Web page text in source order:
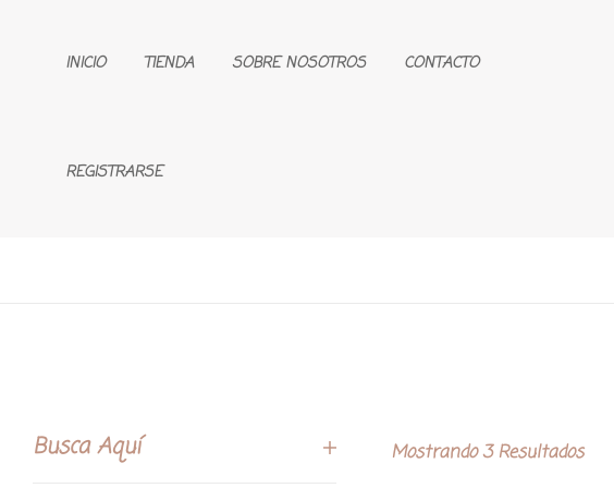
INICIO TIENDA SOBRE NOSOTROS CONTACTO
REGISTRARSE
Mostrando 3 Resultados
Busca Aquí